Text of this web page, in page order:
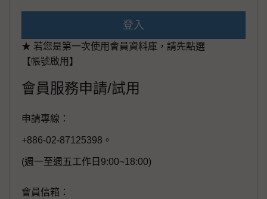
登入
★ 若您是第一次使用會員資料庫，請先點選
【帳號啟用】
會員服務申請/試用
申請專線：
+886-02-87125398。
(週一至週五工作日9:00~18:00)
會員信箱：